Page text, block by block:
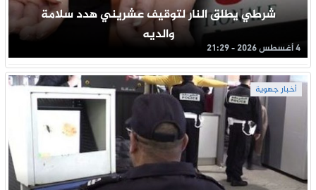
شرطي يطلق النار لتوقيف عشريني هدد سلامة
والديه
4 أغسطس 2026 - 21:29
أخبار جهوية